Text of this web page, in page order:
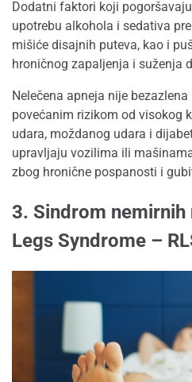
Dodatni faktori koji
upotrebu alkohola i sedativa
mišiće disajnih puteva, kao i
hroničnog zapaljenja i suženja
Nelečena apneja nije
povećanim rizikom od visokog
udara, moždanog udara i
upravljaju vozilima ili
zbog hronične pospanosti i
3. Sindrom nemirnih
Legs Syndrome –